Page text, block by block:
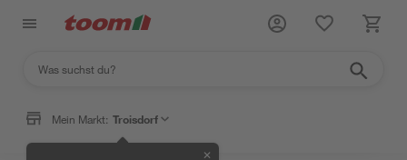
Mein Markt: Troisdorf
✕